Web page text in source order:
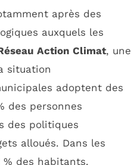
après des
auxquels les
Action Climat, une
situation
adoptent des
des personnes
des politiques
alloués. Dans les
des habitants.